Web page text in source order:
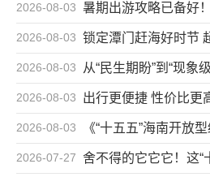
2026-08-03 暑期出游攻略已备好
2026-08-03 锁定潭门赶海好时节
2026-08-03 从“民生期盼”到“现象
2026-08-03 出行更便捷 性价比更
2026-08-03 《“十五五”海南开放
2026-07-27 舍不得的它它它！这“